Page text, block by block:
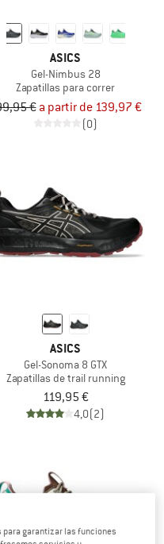
ASICS
Gel-Nimbus 28
Zapatillas para correr
€ a partir de 139,97 €
(0)
ASICS
Gel-Sonoma 8 GTX
Zapatillas de trail running
119,95 €
4,0(2)
garantizar las funciones